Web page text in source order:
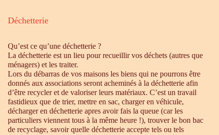
Déchetterie
Qu’est ce qu’une déchetterie ?
La déchetterie est un lieu pour recueillir vos déchets (autres que
ménagers) et les traiter.
Lors du débarras de vos maisons les biens qui ne pourrons être
donnés aux associations seront acheminés à la déchetterie afin
d’être recycler et de valoriser leurs matériaux. C’est un travail
fastidieux que de trier, mettre en sac, charger en véhicule,
décharger en déchetterie apres avoir fais la queue (car les
particuliers viennent tous à la même heure !), trouver le bon bac
de recyclage, savoir quelle déchetterie accepte tels ou tels